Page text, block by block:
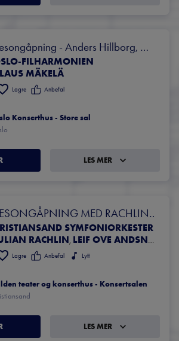
- Anders Hillborg,
Mahler
FILHARMONIEN
MÄKELÄ
Lagre Anbefal
Konserthus - Store sal
LES MER
MED RACHLIN
ANDSNESSYMFONIORKESTER
RACHLIN, LEIF OVE ANDSNES
Lagre Anbefal Lytt
teater og konserthus - Konsertsalen
LES MER